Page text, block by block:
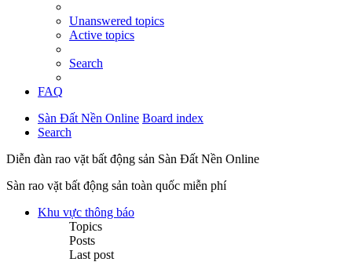
Unanswered topics
Active topics
Search
FAQ
Sàn Đất Nền Online Board index
Search
Diễn đàn rao vặt bất động sản Sàn Đất Nền Online
Sàn rao vặt bất động sản toàn quốc miễn phí
Khu vực thông báo
Topics
Posts
Last post